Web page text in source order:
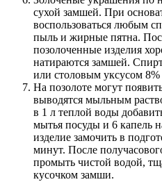
сухой замшей. При
воспользоваться любым
пыль и жирные пятна.
позолоченные изделия
натираются замшей.
или столовым уксусом
На позолоте могут
выводятся мыльным
в 1 л теплой воды
мытья посуды и 6 капель
изделие замочить в
минут. После
промыть чистой водой,
кусочком замши.